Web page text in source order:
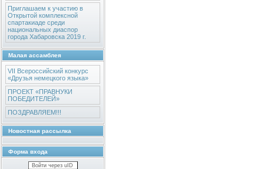
Приглашаем к участию в
Открытой комплексной
спартакиаде среди
национальных диаспор
города Хабаровска 2019 г.
Малая ассамблея
VII Всероссийский конкурс
«Друзья немецкого языка»
ПРОЕКТ «ПРАВНУКИ
ПОБЕДИТЕЛЕЙ»
ПОЗДРАВЛЯЕМ!!!
Новостная рассылка
Форма входа
Войти через uID